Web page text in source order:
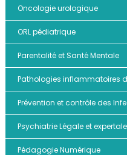
Oncologie urologique
ORL pédiatrique
Parentalité et Santé Mentale
Pathologies inflammatoires
Prévention et contrôle des
Psychiatrie Légale et expertale
Pédagogie Numérique